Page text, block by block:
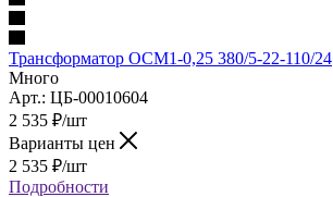
Трансформатор ОСМ1-0,25 380/5-22-110/24
Много
Арт.: ЦБ-00010604
2 535 ₽/шт
Варианты цен
2 535 ₽/шт
Подробности